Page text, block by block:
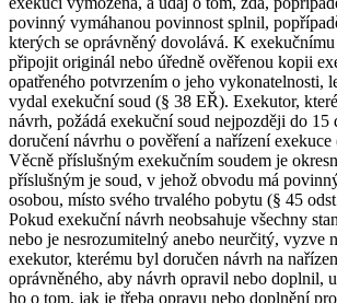
povinný vymáhanou povinnost splnil,
kterých se oprávněný dovolává. K
připojit originál nebo úředně ověřenou kopii
opatřeného potvrzením o jeho vykonatelnosti,
vydal exekuční soud (§ 38 EŘ). Exekutor,
návrh, požádá exekuční soud nejpozději do 15
doručení návrhu o pověření a nařízení
Věcně příslušným exekučním soudem je
příslušným je soud, v jehož obvodu má
osobou, místo svého trvalého pobytu (§ 45
Pokud exekuční návrh neobsahuje všechny
nebo je nesrozumitelný anebo neurčitý, vyzve
exekutor, kterému byl doručen návrh na
oprávněného, aby návrh opravil nebo doplnil,
ho o tom, jak je třeba opravu nebo doplnění